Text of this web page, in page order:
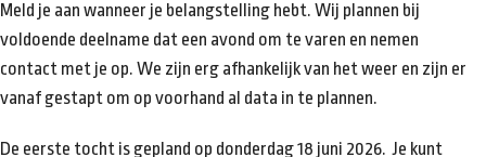
Meld je aan wanneer je belangstelling hebt. Wij plannen bij
voldoende deelname dat een avond om te varen en nemen
contact met je op. We zijn erg afhankelijk van het weer en zijn er
vanaf gestapt om op voorhand al data in te plannen.
De eerste tocht is gepland op donderdag 18 juni 2026. Je kunt